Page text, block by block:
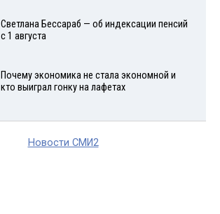
Светлана Бессараб — об индексации пенсий
с 1 августа
Почему экономика не стала экономной и
кто выиграл гонку на лафетах
Новости СМИ2